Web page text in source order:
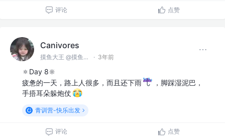
评论 点赞
Canivores
摸鱼大王 @摸鱼公司 · 3年前
🔅Day 8🔆
疲惫的一天，路上人很多，而且还下雨
，脚踩湿泥巴，
手捂耳朵躲炮仗
青训营-快乐出发
评论 点赞